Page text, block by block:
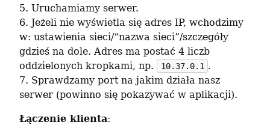
5. Uruchamiamy serwer.
6. Jeżeli nie wyświetla się adres IP, wchodzimy
w: ustawienia sieci/“nazwa sieci”/szczegóły
gdzieś na dole. Adres ma postać 4 liczb
oddzielonych kropkami, np.
10.37.0.1 .
7. Sprawdzamy port na jakim działa nasz
serwer (powinno się pokazywać w aplikacji).
Łączenie klienta: